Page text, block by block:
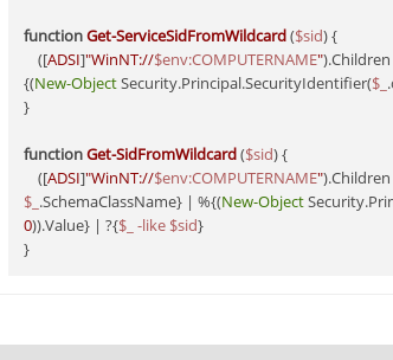
functionGet-ServiceSidFromWildcard($sid) {
    ([
ADSI]"WinNT://$env:COMPUTERNAME"
{(New-Object Security.Principal.SecurityIdentifier($_
}
functionGet-SidFromWildcard($sid) {
    ([
ADSI]"WinNT://$env:COMPUTERNAME"
$_ .SchemaClassName} | %{(New-Object
0)).Value} | ?{$_ -like $sid}
}